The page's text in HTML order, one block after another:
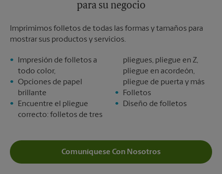
para su negocio
Imprimimos folletos de todas las formas y tamaños para
mostrar sus productos y servicios.
Impresión de folletos a
todo color,
Opciones de papel
brillante
Encuentre el pliegue
correcto: folletos de tres
pliegues, pliegue en Z,
pliegue en acordeón,
pliegue de puerta y más
Folletos
Diseño de folletos
Comuníquese Con Nosotros